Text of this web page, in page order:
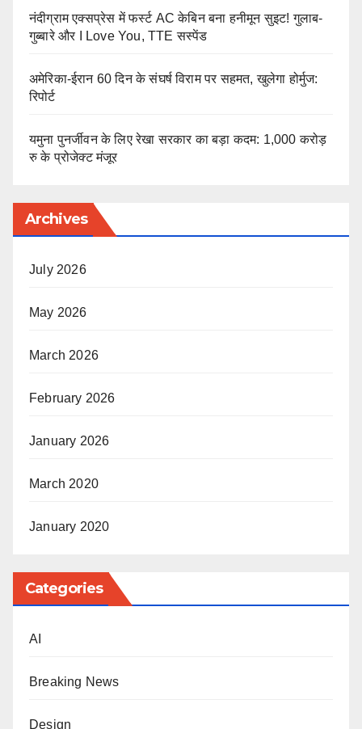
नंदीग्राम एक्सप्रेस में फर्स्ट AC केबिन बना हनीमून सुइट! गुलाब-
गुब्बारे और I Love You, TTE सस्पेंड
अमेरिका-ईरान 60 दिन के संघर्ष विराम पर सहमत, खुलेगा होर्मुज:
रिपोर्ट
यमुना पुनर्जीवन के लिए रेखा सरकार का बड़ा कदम: 1,000 करोड़
रु के प्रोजेक्ट मंजूर
Archives
July 2026
May 2026
March 2026
February 2026
January 2026
March 2020
January 2020
Categories
AI
Breaking News
Design